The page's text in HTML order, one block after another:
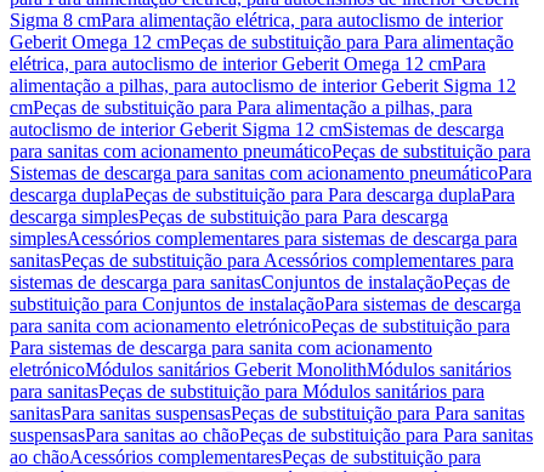
Sigma 8 cmPara alimentação elétrica, para autoclismo de interior
Geberit Omega 12 cmPeças de substituição para Para alimentação
elétrica, para autoclismo de interior Geberit Omega 12 cmPara
alimentação a pilhas, para autoclismo de interior Geberit Sigma 12
cmPeças de substituição para Para alimentação a pilhas, para
autoclismo de interior Geberit Sigma 12 cmSistemas de descarga
para sanitas com acionamento pneumáticoPeças de substituição para
Sistemas de descarga para sanitas com acionamento pneumáticoPara
descarga duplaPeças de substituição para Para descarga duplaPara
descarga simplesPeças de substituição para Para descarga
simplesAcessórios complementares para sistemas de descarga para
sanitasPeças de substituição para Acessórios complementares para
sistemas de descarga para sanitasConjuntos de instalaçãoPeças de
substituição para Conjuntos de instalaçãoPara sistemas de descarga
para sanita com acionamento eletrónicoPeças de substituição para
Para sistemas de descarga para sanita com acionamento
eletrónicoMódulos sanitários Geberit MonolithMódulos sanitários
para sanitasPeças de substituição para Módulos sanitários para
sanitasPara sanitas suspensasPeças de substituição para Para sanitas
suspensasPara sanitas ao chãoPeças de substituição para Para sanitas
ao chãoAcessórios complementaresPeças de substituição para